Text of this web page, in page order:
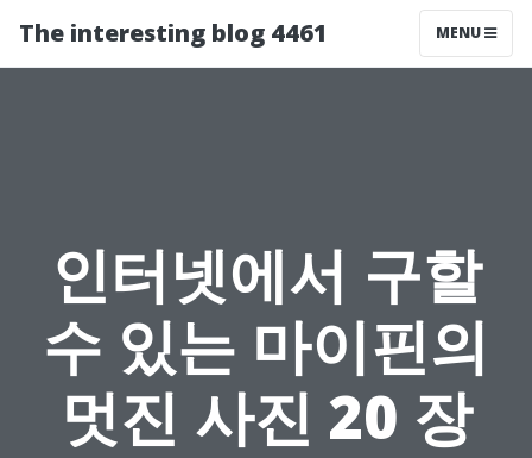
The interesting blog 4461 MENU
인터넷에서 구할
수 있는 마이핀의
멋진 사진 20 장